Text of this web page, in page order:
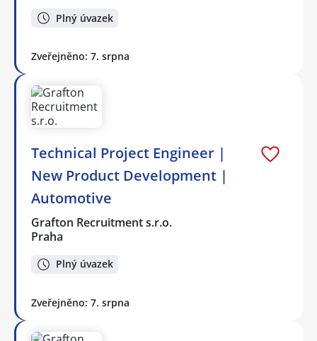
Plný úvazek
Zveřejněno: 7. srpna
Technical Project Engineer |
New Product Development |
Automotive
Grafton Recruitment s.r.o.
Praha
Plný úvazek
Zveřejněno: 7. srpna